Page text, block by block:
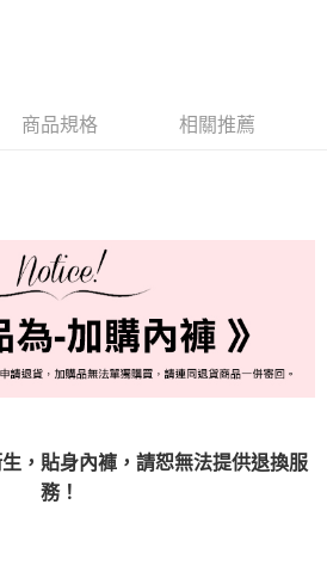
以上)免運費
以上)免運費
商品規格 相關推薦
生，貼身內褲，請恕無法提供退換服
務！